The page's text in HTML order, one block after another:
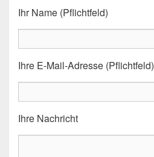
Ihr Name (Pflichtfeld)
Ihre E-Mail-Adresse (Pflichtfeld)
Ihre Nachricht